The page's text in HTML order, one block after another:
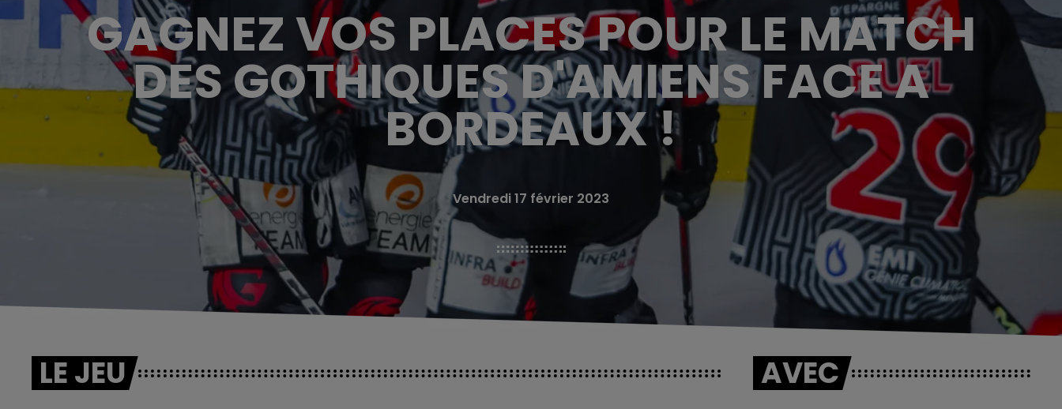
GAGNEZ VOS PLACES POUR LE MATCH
DES GOTHIQUES D'AMIENS FACE A
BORDEAUX !
Vendredi 17 février 2023
LE JEU AVEC